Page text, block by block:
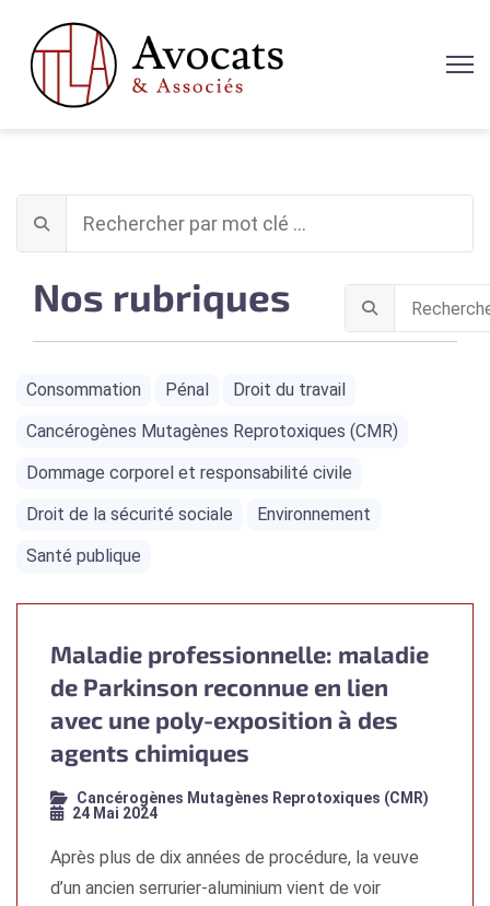
Nos rubriques
Consommation Pénal
Droit du travail
Cancérogènes Mutagènes Reprotoxiques (CMR)
Dommage corporel et responsabilité civile
Droit de la sécurité sociale
Environnement
Santé publique
Maladie professionnelle: maladie
de Parkinson reconnue en lien
avec une poly-exposition à des
agents chimiques
Cancérogènes Mutagènes Reprotoxiques (CMR)
24 Mai 2024
Après plus de dix années de procédure, la veuve
d’un ancien serrurier-aluminium vient de voir